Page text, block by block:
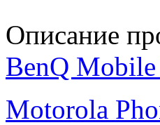
Описание
BenQ Mobile
Motorola